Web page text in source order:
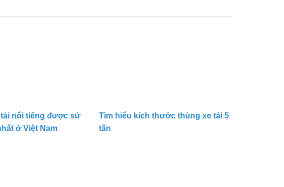
nổi tiếng được sử
ở Việt Nam
Tìm hiểu kích thước thùng xe tải 5
tấn